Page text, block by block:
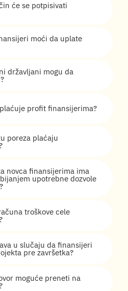
će se potpisivati
moći da uplate
državljani mogu da
profit finansijerima?
poreza plaćaju
novca finansijerima ima
upotrebne dozvole
troškove cele
u slučaju da finansijeri
pre završetka?
moguće preneti na